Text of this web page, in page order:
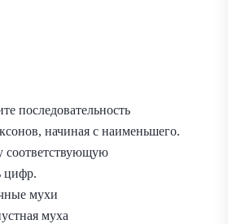
последовательность
начиная с наименьшего.
соответствующую
цифр.
мухи
муха